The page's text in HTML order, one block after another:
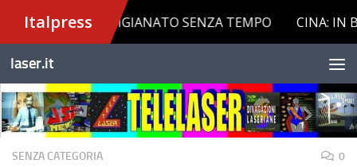
Salta al contenuto
laser.it
SENZA CATEGORIA 0